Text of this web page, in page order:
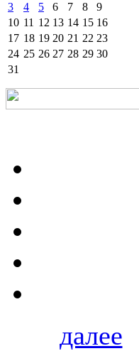
3
4 5 6 7 8
9
10 11 12 13 14 15 16
17 18 19 20 21 22 23
24 25 26 27 28 29 30
31
далее